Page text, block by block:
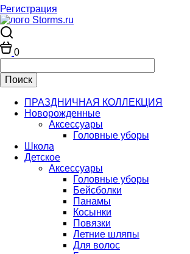
Регистрация
0
ПРАЗДНИЧНАЯ КОЛЛЕКЦИЯ
Новорожденные
Аксессуары
Головные уборы
Школа
Детское
Аксессуары
Головные уборы
Бейсболки
Панамы
Косынки
Повязки
Летние шляпы
Для волос